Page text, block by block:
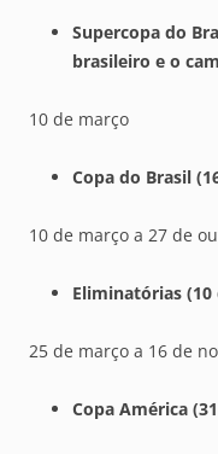
Supercopa do
brasileiro e o
10 de março
Copa do Brasil
10 de março a 27 de
Eliminatórias
25 de março a 16 de
Copa América